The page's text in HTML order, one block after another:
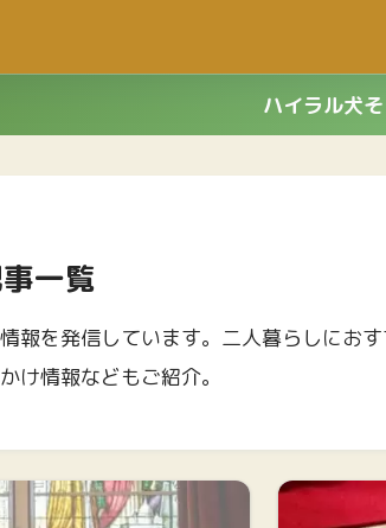
ハイラル犬
一覧
報を発信しています。二人暮らしにお
け情報などもご紹介。